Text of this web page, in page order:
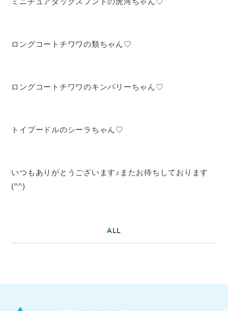
ロングコートチワワの類ちゃん♡
ロングコートチワワのキンバリーちゃん♡
トイプードルのシーラちゃん♡
いつもありがとうございます♪またお待ちしております
(^^)
ALL